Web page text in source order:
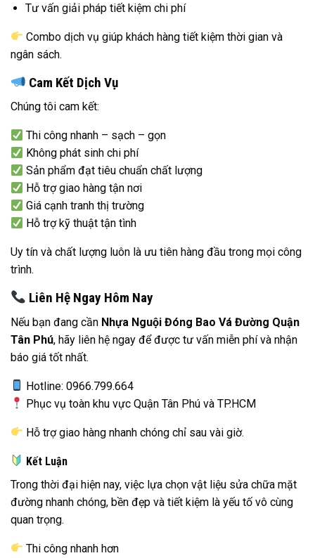
Tư vấn giải pháp tiết kiệm chi phí
Combo dịch vụ giúp khách hàng tiết kiệm thời gian và
ngân sách.
Cam Kết Dịch Vụ
Chúng tôi cam kết:
Thi công nhanh – sạch – gọn
Không phát sinh chi phí
Sản phẩm đạt tiêu chuẩn chất lượng
Hỗ trợ giao hàng tận nơi
Giá cạnh tranh thị trường
Hỗ trợ kỹ thuật tận tình
Uy tín và chất lượng luôn là ưu tiên hàng đầu trong mọi công
trình.
Liên Hệ Ngay Hôm Nay
Nếu bạn đang cần Nhựa Nguội Đóng Bao Vá Đường Quận
Tân Phú, hãy liên hệ ngay để được tư vấn miễn phí và nhận
báo giá tốt nhất.
Hotline: 0966.799.664
Phục vụ toàn khu vực Quận Tân Phú và TP.HCM
Hỗ trợ giao hàng nhanh chóng chỉ sau vài giờ.
Kết Luận
Trong thời đại hiện nay, việc lựa chọn vật liệu sửa chữa mặt
đường nhanh chóng, bền đẹp và tiết kiệm là yếu tố vô cùng
quan trọng.
Thi công nhanh hơn